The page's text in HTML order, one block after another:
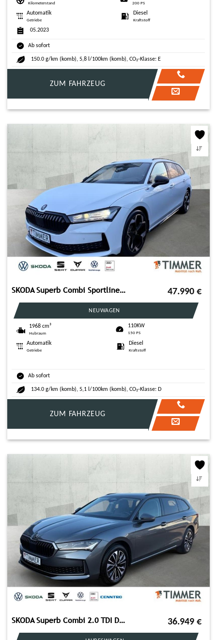
Kilometerstand 200 PS
Automatik
Getriebe
Diesel
Kraftstoff
05.2023
Ab sofort
150.0 g/km (komb), 5,8 l/100km (komb), CO₂-Klasse: E
ZUM FAHRZEUG
SKODA Superb Combi Sportline 2.0 TDI 110 kW (150PS) DS 47.990 €
NEUWAGEN
1968 cm³
Hubraum
110KW
150 PS
Automatik
Getriebe
Diesel
Kraftstoff
Ab sofort
134.0 g/km (komb), 5,1 l/100km (komb), CO₂-Klasse: D
ZUM FAHRZEUG
SKODA Superb Combi 2.0 TDI DSG SELECTION *AHK *HuD *MA 36.949 €